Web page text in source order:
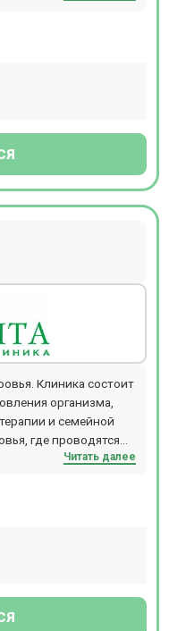
велика.
Клиника состоит
организма,
и семейной
где проводятся
и цигун. Клиника
Читать далее